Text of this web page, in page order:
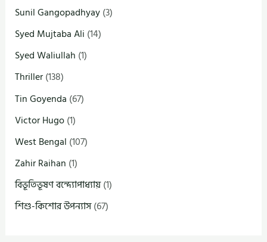
Sunil Gangopadhyay(3)
Syed Mujtaba Ali (14)
Syed Waliullah (1)
Thriller(138)
Tin Goyenda (67)
Victor Hugo(1)
West Bengal (107)
Zahir Raihan (1)
বিভূতিভূষণ বন্দ্যোপাধ্যায়(1)
শিশু-কিশোর উপন্যাস(67)